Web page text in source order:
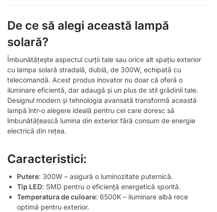
De ce să alegi această lampă
solară?
Îmbunătățește aspectul curții tale sau orice alt spațiu exterior
cu lampa solară stradală, dublă, de 300W, echipată cu
telecomandă. Acest produs inovator nu doar că oferă o
iluminare eficientă, dar adaugă și un plus de stil grădinii tale.
Designul modern și tehnologia avansată transformă această
lampă într-o alegere ideală pentru cei care doresc să
îmbunătățească lumina din exterior fără consum de energie
electrică din rețea.
Caracteristici:
Putere: 300W – asigură o luminozitate puternică.
Tip LED: SMD pentru o eficiență energetică sporită.
Temperatura de culoare: 6500K – iluminare albă rece
optimă pentru exterior.